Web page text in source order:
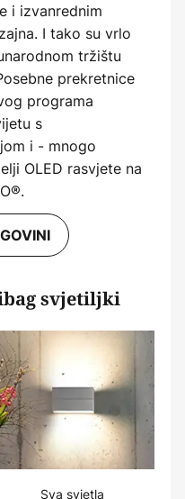
i izvanrednim
I tako su vrlo
tržištu
prekretnice
programa
s
i - mnogo
OLED rasvjete na
svjetiljki
Sva svjetla